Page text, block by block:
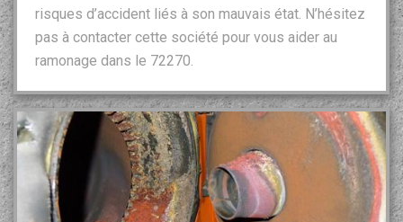
risques d’accident liés à son mauvais état. N’hésitez
pas à contacter cette société pour vous aider au
ramonage dans le 72270.